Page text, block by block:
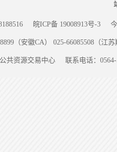
皖ICP备 19008913号-3
（安徽CA） 025-66085508（江
共资源交易中心 联系电话：0564-